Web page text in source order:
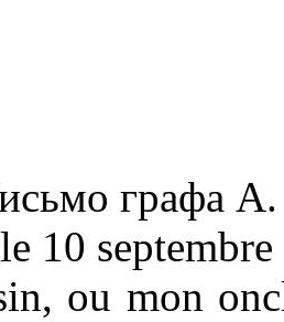
графа
10 septembre
ou mon